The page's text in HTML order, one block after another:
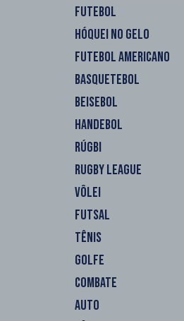
FUTEBOL
HÓQUEI NO GELO
FUTEBOL AMERICANO
BASQUETEBOL
BEISEBOL
HANDEBOL
RÚGBI
RUGBY LEAGUE
VÔLEI
FUTSAL
TÊNIS
GOLFE
COMBATE
AUTO